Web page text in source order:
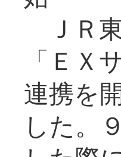
ＪＲ
「ＥＸ
連携を
した。